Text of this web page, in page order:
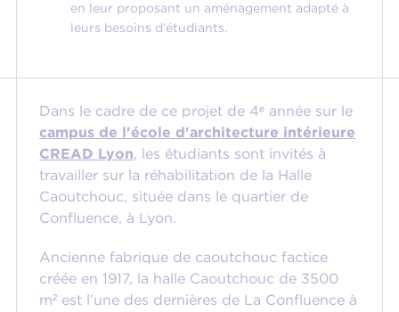
en leur proposant un aménagement adapté à
leurs besoins d'étudiants.
Dans le cadre de ce projet de 4ᵉ année sur le
campus de l'école d'architecture intérieure
CREAD Lyon, les étudiants sont invités à
travailler sur la réhabilitation de la Halle
Caoutchouc, située dans le quartier de
Confluence, à Lyon.
Ancienne fabrique de caoutchouc factice
créée en 1917, la halle Caoutchouc de 3500
m² est l’une des dernières de La Confluence à